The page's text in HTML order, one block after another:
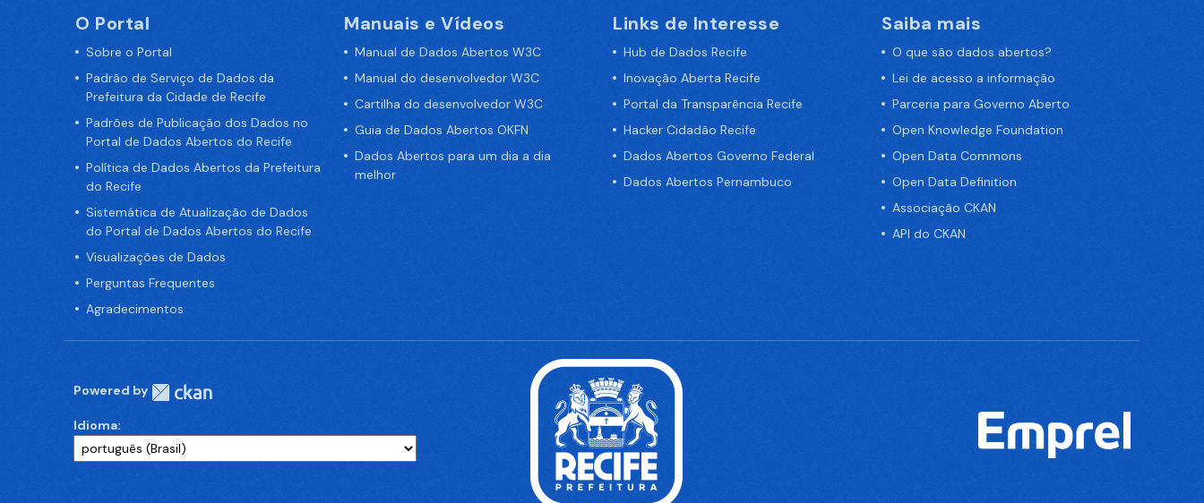
O Portal
Sobre o Portal
Padrão de Serviço de Dados da
Prefeitura da Cidade de Recife
Padrões de Publicação dos Dados no
Portal de Dados Abertos do Recife
Política de Dados Abertos da Prefeitura
do Recife
Sistemática de Atualização de Dados
do Portal de Dados Abertos do Recife
Visualizações de Dados
Perguntas Frequentes
Agradecimentos
Manuais e Vídeos
Manual de Dados Abertos W3C
Manual do desenvolvedor W3C
Cartilha do desenvolvedor W3C
Guia de Dados Abertos OKFN
Dados Abertos para um dia a dia
melhor
Links de Interesse
Hub de Dados Recife
Inovação Aberta Recife
Portal da Transparência Recife
Hacker Cidadão Recife
Dados Abertos Governo Federal
Dados Abertos Pernambuco
Saiba mais
O que são dados abertos?
Lei de acesso a informação
Parceria para Governo Aberto
Open Knowledge Foundation
Open Data Commons
Open Data Definition
Associação CKAN
API do CKAN
Powered by
Idioma